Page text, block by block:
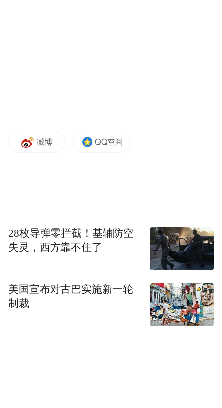
28枚导弹零拦截！基辅防空
失灵，西方靠不住了
美国宣布对古巴实施新一轮
制裁